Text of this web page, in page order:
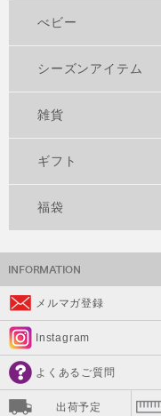
べビー
シーズンアイテム
雑貨
ギフト
福袋
メルマガ登録
Instagram
よくあるご質問
出荷予定